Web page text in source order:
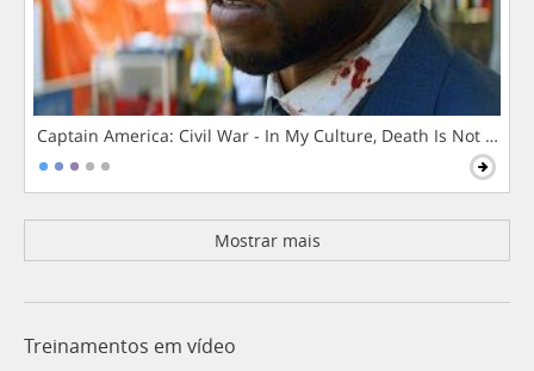
Captain America: Civil War - In My Culture, Death Is Not The
Mostrar mais
Treinamentos em vídeo